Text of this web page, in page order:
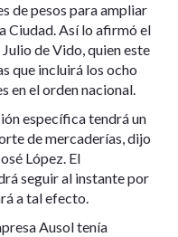
de pesos para ampliar
Ciudad. Así lo afirmó el
de Vido, quien este
que incluirá los ocho
en el orden nacional.
específica tendrá un
de mercaderías, dijo
López. El
seguir al instante por
a tal efecto.
Ausol tenía